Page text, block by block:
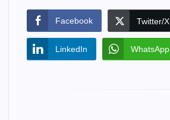
Facebook Twitter/X
LinkedIn WhatsApp